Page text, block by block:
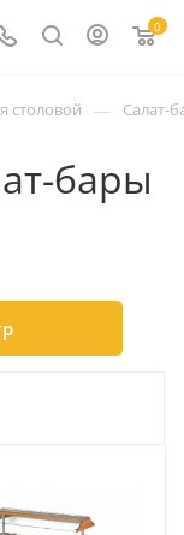
0
столовой — Салат-
бары